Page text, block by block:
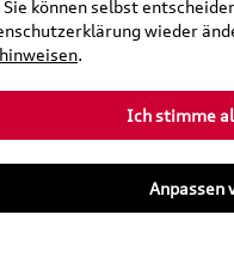
- 13:00 Uhr
- 13:00 Uhr
können selbst
wieder
.
Ich stimme
Anpassen